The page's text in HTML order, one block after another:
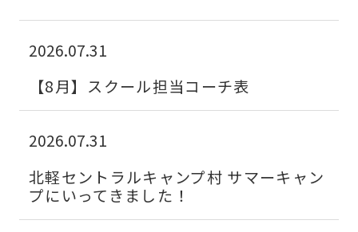
2026.07.31
【8月】スクール担当コーチ表
2026.07.31
北軽セントラルキャンプ村 サマーキャン
プにいってきました！
official
website
automatically
translated
into